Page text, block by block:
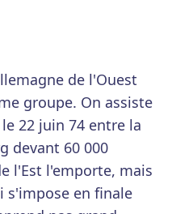
de l'Ouest
groupe. On assiste
22 juin 74 entre la
devant 60 000
l'Est l'emporte, mais
s'impose en finale